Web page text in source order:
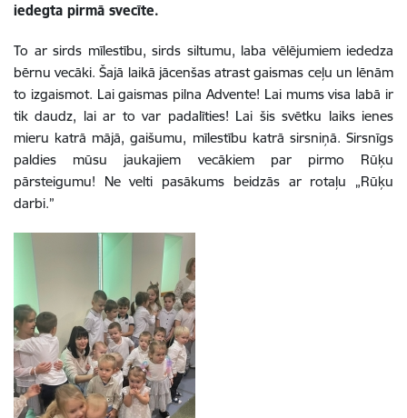
iedegta pirmā svecīte.
To ar sirds mīlestību, sirds siltumu, laba vēlējumiem iededza
bērnu vecāki. Šajā laikā jācenšas atrast gaismas ceļu un lēnām
to izgaismot. Lai gaismas pilna Advente! Lai mums visa labā ir
tik daudz, lai ar to var padalīties! Lai šis svētku laiks ienes
mieru katrā mājā, gaišumu, mīlestību katrā sirsniņā. Sirsnīgs
paldies mūsu jaukajiem vecākiem par pirmo Rūķu
pārsteigumu! Ne velti pasākums beidzās ar rotaļu „Rūķu
darbi.”